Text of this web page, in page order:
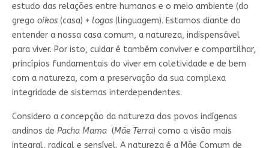
estudo das relações entre humanos e o meio ambiente (do
grego oikos (casa) + logos(linguagem). Estamos diante do
entender a nossa casa comum, a natureza, indispensável
para viver. Por isto, cuidar é também conviver e compartilhar,
princípios fundamentais do viver em coletividade e de bem
com a natureza, com a preservação da sua complexa
integridade de sistemas interdependentes.
Considero a concepção da natureza dos povos indígenas
andinos de Pacha Mama (Mãe Terra) como a visão mais
integral, radical e sensível. A natureza é a Mãe Comum de